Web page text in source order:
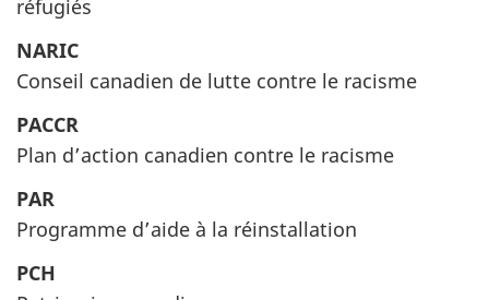
réfugiés
NARIC
Conseil canadien de lutte contre le racisme
PACCR
Plan d’action canadien contre le racisme
PAR
Programme d’aide à la réinstallation
PCH